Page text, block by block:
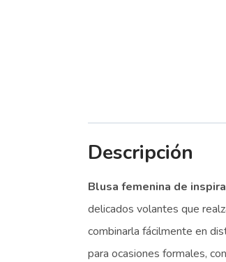
Descripción
Blusa femenina de
delicados volantes que
combinarla fácilmente en
para ocasiones formales,